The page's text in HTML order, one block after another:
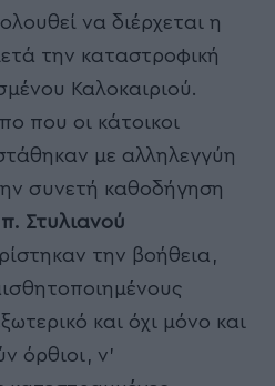
να διέρχεται η
την καταστροφική
Καλοκαιριού.
που οι κάτοικοι
με αλληλεγγύη
συνετή καθοδήγηση
π. Στυλιανού
την βοήθεια,
και όχι μόνο και
όρθιοι, ν’